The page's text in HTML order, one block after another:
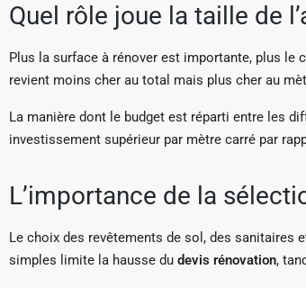
Quel rôle joue la taille de
Plus la surface à rénover est importante, plus le
revient moins cher au total mais plus cher au
La manière dont le budget est réparti entre les
investissement supérieur par mètre carré par
L’importance de la
Le choix des revêtements de sol, des sanitaires
simples limite la hausse du devis rénovation,